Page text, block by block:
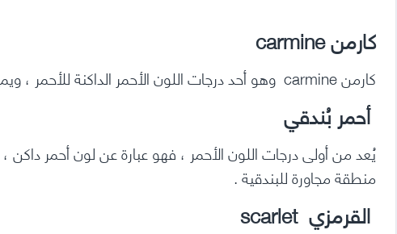
كارمن carmine
كارمن carmine وهو أحد درجات اللون الأحمر الداكنة للأحمر ، ويميل إلى الأرجواني
أحمر بُندقي
يُعد من أولى درجات اللون الأحمر ، فهو عبارة عن لون أحمر
منطقة مجاورة للبندقية .
القرمزي scarlet